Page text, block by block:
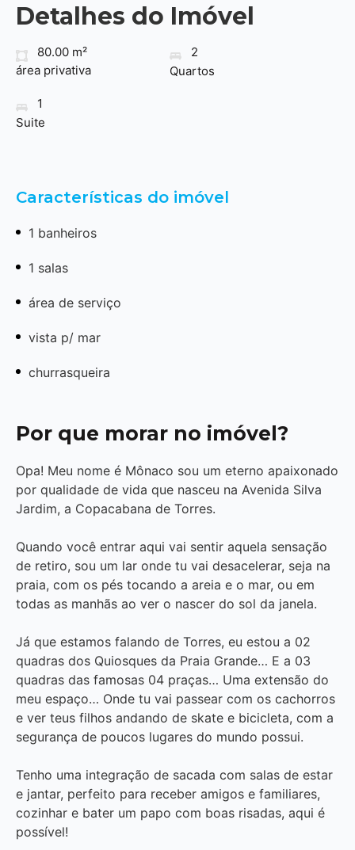
Detalhes do Imóvel
80.00 m²
área privativa
2
Quartos
1
Suite
Características do imóvel
1 banheiros
1 salas
área de serviço
vista p/ mar
churrasqueira
Por que morar no imóvel?
Opa! Meu nome é Mônaco sou um eterno apaixonado
por qualidade de vida que nasceu na Avenida Silva
Jardim, a Copacabana de Torres.
Quando você entrar aqui vai sentir aquela sensação
de retiro, sou um lar onde tu vai desacelerar, seja na
praia, com os pés tocando a areia e o mar, ou em
todas as manhãs ao ver o nascer do sol da janela.
Já que estamos falando de Torres, eu estou a 02
quadras dos Quiosques da Praia Grande… E a 03
quadras das famosas 04 praças… Uma extensão do
meu espaço… Onde tu vai passear com os cachorros
e ver teus filhos andando de skate e bicicleta, com a
segurança de poucos lugares do mundo possui.
Tenho uma integração de sacada com salas de estar
e jantar, perfeito para receber amigos e familiares,
cozinhar e bater um papo com boas risadas, aqui é
possível!